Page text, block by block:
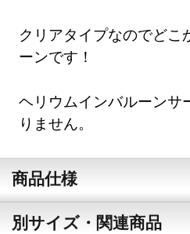
クリアタイプなのでどこ
ーンです！
ヘリウムインバルーンサ
りません。
商品仕様
別サイズ・関連商品